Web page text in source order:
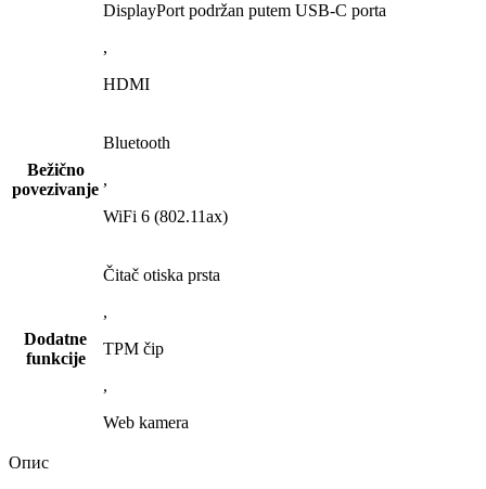
DisplayPort podržan putem USB-C porta
,
HDMI
Bežično
povezivanje
Bluetooth
,
WiFi 6 (802.11ax)
Dodatne
funkcije
Čitač otiska prsta
,
TPM čip
,
Web kamera
Опис